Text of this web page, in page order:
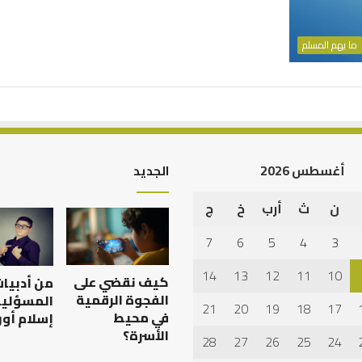
ما يهم المسلم
عمل الدنيا وطلب
كيف
تشكل
العبادات
شخصية
الإنسان؟
كيف تشكل العبادات شخصية
أغسطس 2026
ن ث أرب خ
ج
3
4
5
6
7
10
11
12
13
14
17
18
19
20
21
24
25
26
27
28
الجديد
كيف نقضي على
الفجوة الرقمية
في محيط
الأسرة؟
من
إسلام